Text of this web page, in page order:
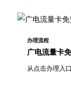
办理流程
广电流量卡
从点击办理入